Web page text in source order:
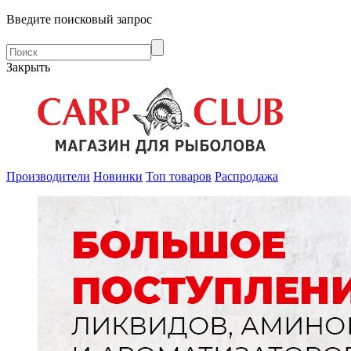
Введите поисковый запрос
Закрыть
Производители Новинки Топ товаров Распродажа